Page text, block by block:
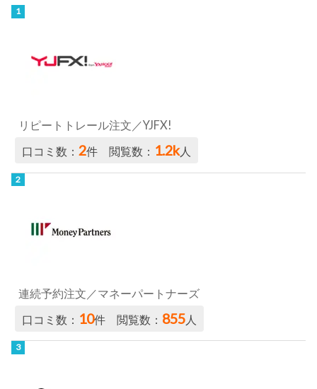
リピートトレール注文／YJFX!
口コミ数：2件 閲覧数： 1.2k人
連続予約注文／マネーパートナーズ
口コミ数： 10件 閲覧数： 855 人